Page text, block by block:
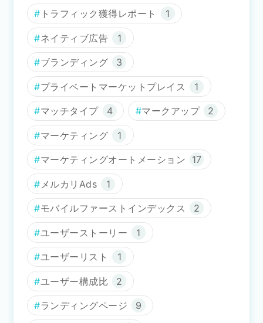
トラフィック獲得レポート 1
ネイティブ広告 1
ブランディング 3
プライベートマーケットプレイス 1
マッチタイプ 4 マークアップ 2
マーケティング 1
マーケティングオートメーション 17
メルカリAds 1
モバイルファーストインデックス 2
ユーザーストーリー 1
ユーザーリスト 1
ユーザー構成比 2
ランディングページ 9